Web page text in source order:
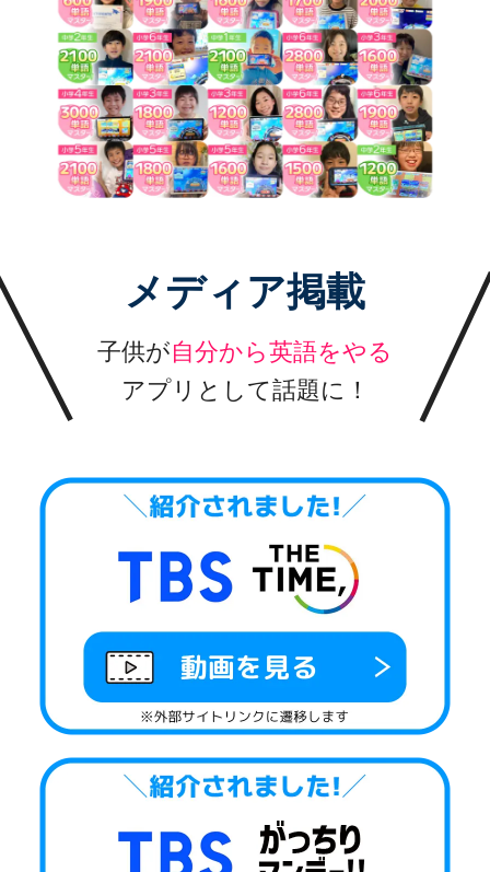
メディア掲載
子供が自分から英語をやる
アプリとして話題に！